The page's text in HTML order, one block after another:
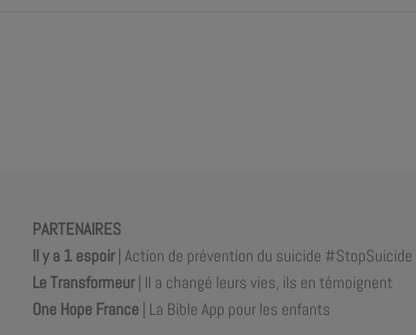
PARTENAIRES
Il y a 1 espoir| Action de prévention du suicide #StopSuicide
Le Transformeur| Il a changé leurs vies, ils en témoignent
One Hope France | La Bible App pour les enfants